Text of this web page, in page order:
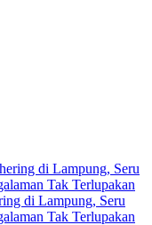
di Lampung, Seru
Tak Terlupakan